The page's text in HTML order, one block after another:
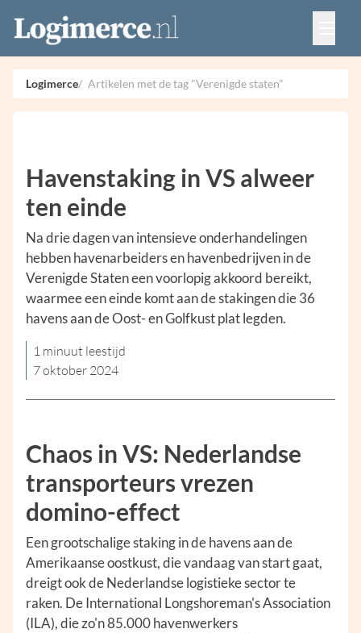
Vacatures
Events
Adverteren
Partners
Logimerce Artikelen met de tag "Verenigde staten"
Havenstaking in VS alweer
ten einde
Na drie dagen van intensieve onderhandelingen
hebben havenarbeiders en havenbedrijven in de
Verenigde Staten een voorlopig akkoord bereikt,
waarmee een einde komt aan de stakingen die 36
havens aan de Oost- en Golfkust plat legden.
1 minuut leestijd
7 oktober 2024
Chaos in VS: Nederlandse
transporteurs vrezen
domino-effect
Een grootschalige staking in de havens aan de
Amerikaanse oostkust, die vandaag van start gaat,
dreigt ook de Nederlandse logistieke sector te
raken. De International Longshoreman's Association
(ILA), die zo'n 85.000 havenwerkers